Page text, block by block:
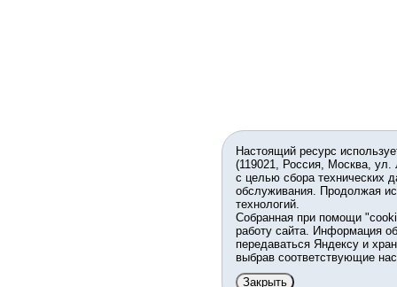
Настоящий ресурс
(119021, Россия, Москва,
с целью сбора технических
обслуживания. Продолжая
технологий.
Собранная при помощи
работу сайта. Информация
передаваться Яндексу и
выбрав соответствующие
Закрыть